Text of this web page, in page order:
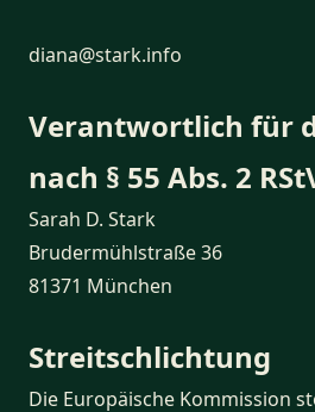
diana@stark.info
Verantwortlich für
nach § 55 Abs. 2
Sarah D. Stark
Brudermühlstraße 36
81371 München
Streitschlichtung
Die Europäische Kommission